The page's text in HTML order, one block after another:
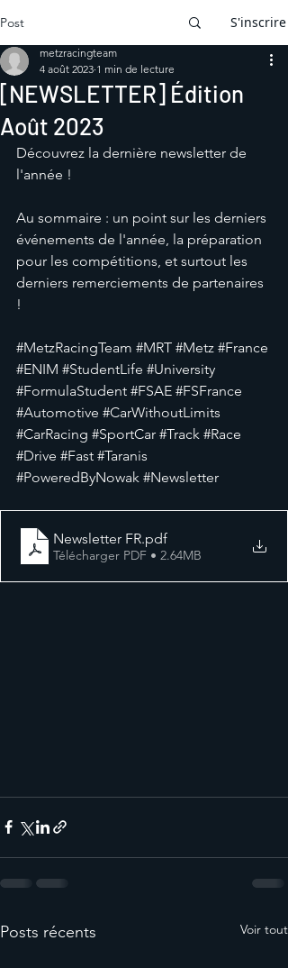
Post S'inscrire
[NEWSLETTER] Édition
Août 2023
metzracingteam
4 août 2023 1 min de lecture
Découvrez la dernière newsletter de
l'année !
Au sommaire : un point sur les derniers
événements de l'année, la préparation
pour les compétitions, et surtout les
derniers remerciements de partenaires
!
#MetzRacingTeam #MRT #Metz #France
#ENIM #StudentLife #University
#FormulaStudent #FSAE #FSFrance
#Automotive #CarWithoutLimits
#CarRacing #SportCar #Track #Race
#Drive #Fast #Taranis
#PoweredByNowak #Newsletter
Newsletter FR.pdf
Télécharger PDF • 2.64MB
Posts récents Voir tout